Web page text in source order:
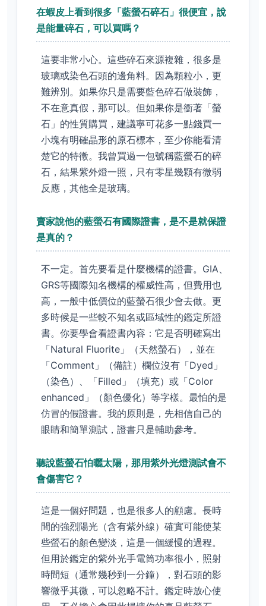
在蝦皮上看到很多「藍螢石碎石」很便宜，說
是能量碎石，可以買嗎？
這要非常小心。這些碎石來源複雜，很多是
玻璃或染色石頭的邊角料。因為顆粒小，更
難辨別。如果你只是需要藍色碎石做裝飾，
不在意真假，那可以。但如果你是衝著「螢
石」的性質購買，建議寧可花多一點錢買一
小塊有明確晶形的原石標本，至少你能看清
楚它的特徵。我曾買過一包號稱藍螢石的碎
石，結果紫外燈一照，只有零星幾顆有微弱
反應，其他全是玻璃。
賣家說他的藍螢石有國際證書，是不是就保證
是真的？
不一定。首先要看是什麼機構的證書。GIA、
GRS等國際知名機構的權威性高，但費用也
高，一般中低價位的藍螢石很少會去做。更
多時候是一些較不知名或區域性的鑑定所證
書。你要學會看證書內容：它是否明確寫出
「Natural Fluorite」（天然螢石），並在
「Comment」（備註）欄位沒有「Dyed」
（染色）、「Filled」（填充）或「Color
enhanced」（顏色優化）等字樣。最怕的是
仿冒的假證書。我的原則是，先相信自己的
眼睛和簡單測試，證書只是輔助參考。
聽說藍螢石怕曬太陽，那用紫外光燈測試會不
會傷害它？
這是一個好問題，也是很多人的顧慮。長時
間的強烈陽光（含有紫外線）確實可能使某
些螢石的顏色變淡，這是一個緩慢的過程。
但用於鑑定的紫外光手電筒功率很小，照射
時間短（通常幾秒到一分鐘），對石頭的影
響微乎其微，可以忽略不計。鑑定時放心使